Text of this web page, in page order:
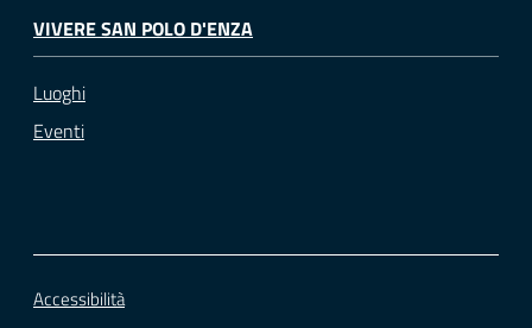
VIVERE SAN POLO D'ENZA
Luoghi
Eventi
Accessibilità